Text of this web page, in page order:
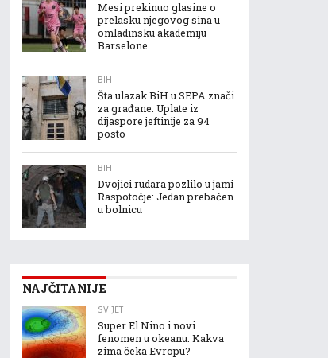
Mesi prekinuo glasine o
prelasku njegovog sina u
omladinsku akademiju
Barselone
BIH
Šta ulazak BiH u SEPA znači
za građane: Uplate iz
dijaspore jeftinije za 94
posto
BIH
Dvojici rudara pozlilo u jami
Raspotočje: Jedan prebačen
u bolnicu
NAJČITANIJE
SVIJET
Super El Nino i novi
fenomen u okeanu: Kakva
zima čeka Evropu?